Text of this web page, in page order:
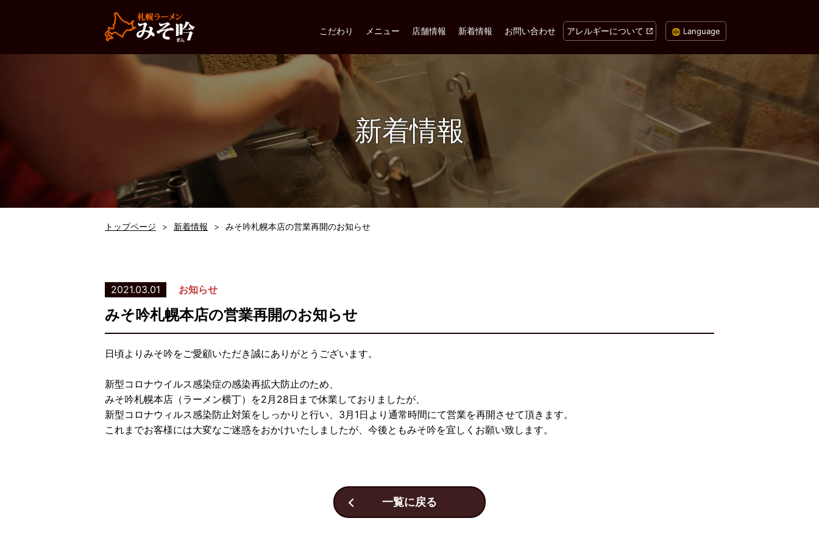
Language
こだわり メニュー 店舗情報 新着情報 お問い合わせ アレルギーについて
新着情報
トップページ 新着情報 みそ吟札幌本店の営業再開のお知らせ
2021.03.01 お知らせ
みそ吟札幌本店の営業再開のお知らせ
日頃よりみそ吟をご愛顧いただき誠にありがとうございます。
新型コロナウイルス感染症の感染再拡大防止のため、
みそ吟札幌本店（ラーメン横丁）を2月28日まで休業しておりましたが、
新型コロナウィルス感染防止対策をしっかりと行い、3月1日より通常時間にて営業を再開させて頂きます。
これまでお客様には大変なご迷惑をおかけいたしましたが、今後ともみそ吟を宜しくお願い致します。
一覧に戻る